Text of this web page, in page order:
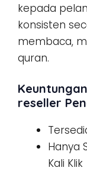
kepada
konsisten
membaca,
quran.
reseller
Hanya
Kali Klik